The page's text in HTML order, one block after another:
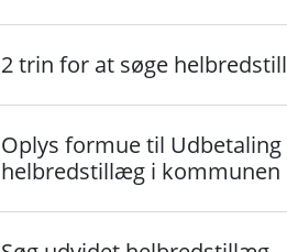
2 trin for at søge
Oplys formue til
helbredstillæg i kommunen